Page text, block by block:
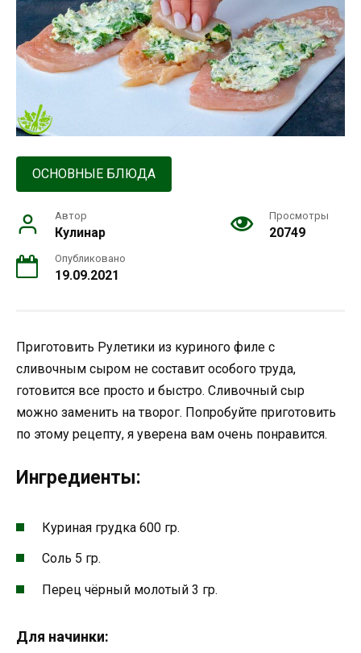
ОСНОВНЫЕ БЛЮДА
Автор
Кулинар
Просмотры
20749
Опубликовано
19.09.2021
Приготовить Рулетики из куриного филе с
сливочным сыром не составит особого труда,
готовится все просто и быстро. Сливочный сыр
можно заменить на творог. Попробуйте приготовить
по этому рецепту, я уверена вам очень понравится.
Ингредиенты:
Куриная грудка 600 гр.
Соль 5 гр.
Перец чёрный молотый 3 гр.
Для начинки: